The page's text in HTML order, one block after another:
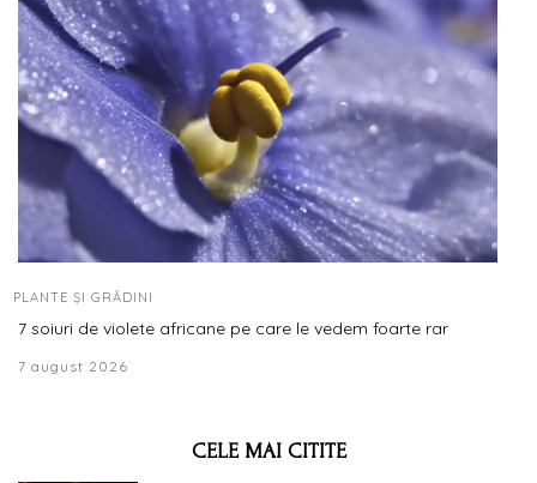
PLANTE ȘI GRĂDINI
7 soiuri de violete africane pe care le vedem foarte rar
7 august 2026
CELE MAI CITITE